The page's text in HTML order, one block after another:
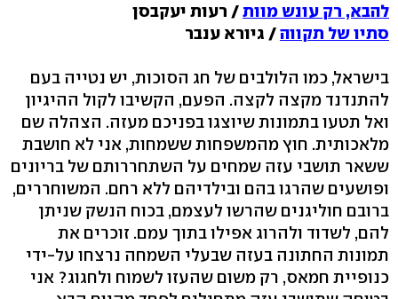
להבא, רק עונש מוות/ רעות יעקבסן
סתיו של תקווה/ גיורא ענבר
בישראל, כמו הלולבים של חג הסוכות, יש נטייה בעם
להתנדנד מקצה לקצה. הפעם, הקשיבו לקול ההיגיון
ואל תטעו בתמונות שיוצגו בפניכם מעזה. הצהלה שם
מלאכותית. חוץ מהמשפחות ששמחות, אני לא חושבת
ששאר תושבי עזה שמחים על השתחררותם של בריונים
ופושעים שהרגו בהם ובילדיהם ללא רחם. המשוחררים,
ברובם חוליגנים שהרשו לעצמם, בכוח הנשק שניתן
להם, לשדוד ולהרוג אפילו בתוך עמם. זוכרים את
תמונות החתונה בעזה שבעלי השמחה נרצחו על-ידי
כנופיית חמאס, רק משום שהעזו לשמוח ולחגוג? אני